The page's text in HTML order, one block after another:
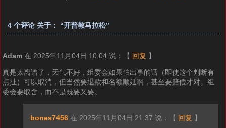
4 个评论 关于： “开普敦马拉松”
Adam 在 2025年11月04日 10:04 说： 【 回复 】
真是太离谱了，天气不好，组委会如果怕出事的话（即使这个判断有
点扯）可以取消，但当然要退款和名额顺延啊，甚至要赔偿才对。组
委会要取舍，而不是既要又要。
bones7456 在 2025年11月04日 21:37 说： 【 回复 】